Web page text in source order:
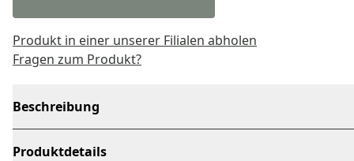
Produkt in einer unserer Filialen abholen
Fragen zum Produkt?
Beschreibung
Produktdetails